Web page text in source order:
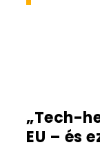
„Tech-
EU – és